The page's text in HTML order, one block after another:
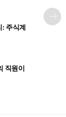
: 주식계
직원이